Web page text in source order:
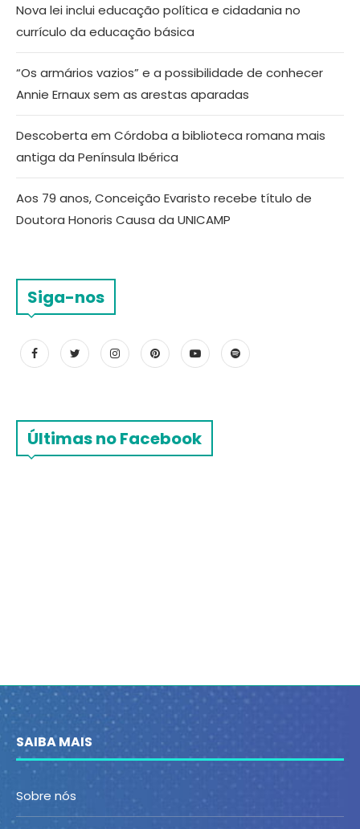
Nova lei inclui educação política e cidadania no
currículo da educação básica
“Os armários vazios” e a possibilidade de conhecer
Annie Ernaux sem as arestas aparadas
Descoberta em Córdoba a biblioteca romana mais
antiga da Península Ibérica
Aos 79 anos, Conceição Evaristo recebe título de
Doutora Honoris Causa da UNICAMP
Siga-nos
Últimas no Facebook
SAIBA MAIS
Sobre nós